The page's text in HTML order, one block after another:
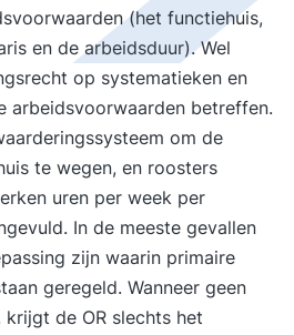
(het functiehuis,
en de arbeidsduur). Wel
op systematieken en
arbeidsvoorwaarden betreffen.
om de
te wegen, en roosters
uren per week per
In de meeste gevallen
zijn waarin primaire
geregeld. Wanneer geen
de OR slechts het